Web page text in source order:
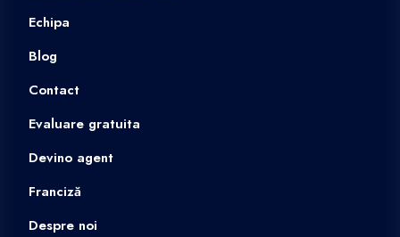
Echipa
Blog
Contact
Evaluare gratuita
Devino agent
Franciză
Despre noi